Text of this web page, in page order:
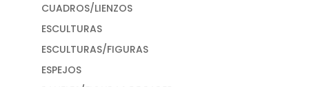
CUADROS/LIENZOS
ESCULTURAS
ESCULTURAS/FIGURAS
ESPEJOS